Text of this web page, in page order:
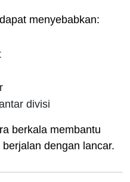
menyebabkan:
divisi
berkala membantu
dengan lancar.